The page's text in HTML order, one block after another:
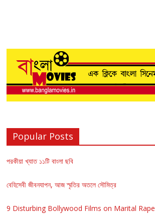
Popular Posts
পরকীয়া খ্যাত ১১টি বাংলা ছবি
বেহিসেবী জীবনযাপন, আজ স্মৃতির অতলে সৌমিত্র
9 Disturbing Bollywood Films on Marital Rape